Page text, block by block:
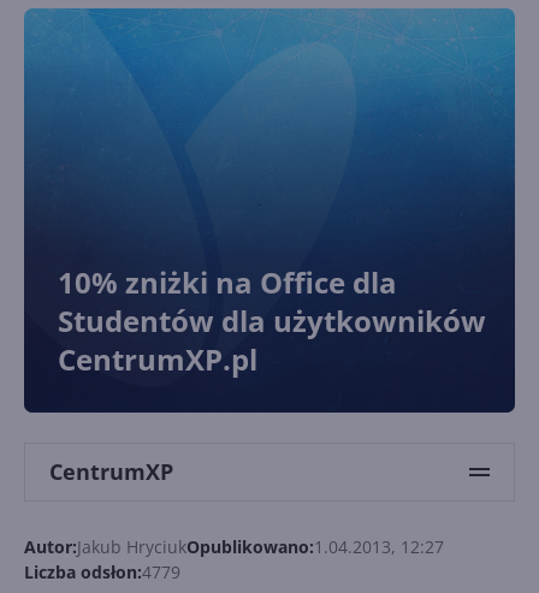
10% zniżki na Office dla
Studentów dla użytkowników
CentrumXP.pl
CentrumXP
Autor:Jakub HryciukOpublikowano:1.04.2013, 12:27
Liczba odsłon:4779